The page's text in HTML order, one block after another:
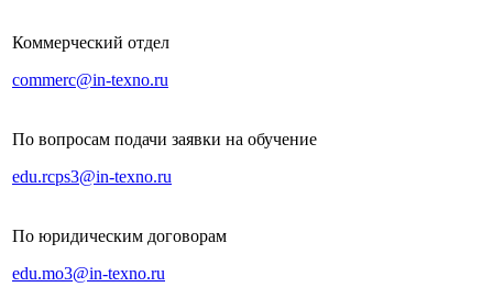
Коммерческий отдел
commerc@in-texno.ru
По вопросам подачи заявки на обучение
edu.rcps3@in-texno.ru
По юридическим договорам
edu.mo3@in-texno.ru